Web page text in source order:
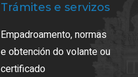
Trámites e servizos
Empadroamento, normas
e obtención do volante ou
certificado